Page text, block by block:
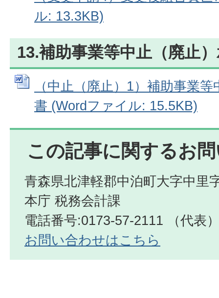
ル: 13.3KB)
13.補助事業等中止（廃止
（中止（廃止）1）補助事業
書 (Wordファイル: 15.5KB)
この記事に関するお
青森県北津軽郡中泊町大字中里
本庁 税務会計課
電話番号:0173-57-2111 （代表
お問い合わせはこちら